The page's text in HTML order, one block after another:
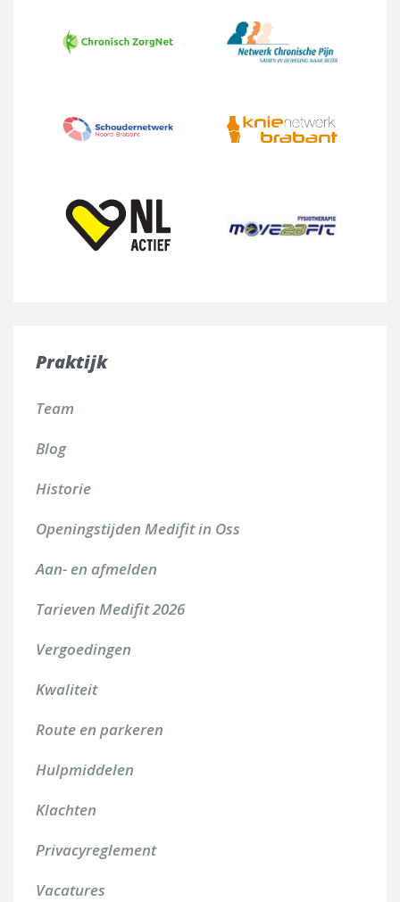
Praktijk
Team
Blog
Historie
Openingstijden Medifit in Oss
Aan- en afmelden
Tarieven Medifit 2026
Vergoedingen
Kwaliteit
Route en parkeren
Hulpmiddelen
Klachten
Privacyreglement
Vacatures